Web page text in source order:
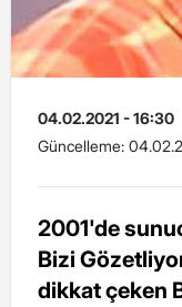
04.02.2021 - 16:30
Güncelleme:
2001'de
Bizi
dikkat çeken